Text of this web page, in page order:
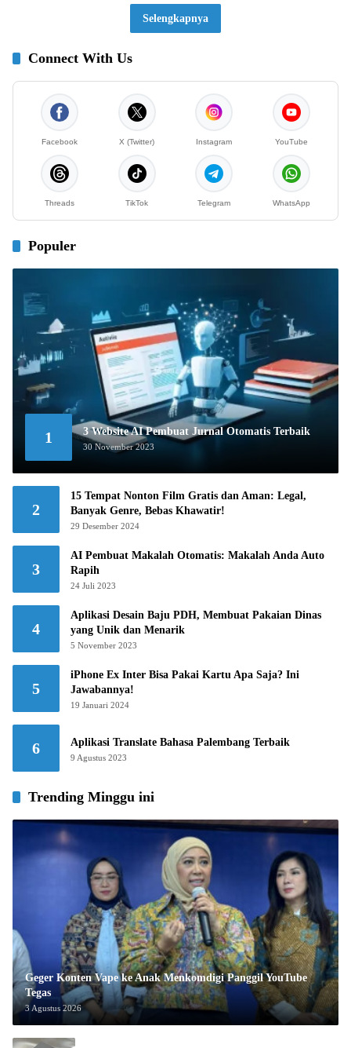
Selengkapnya
Connect With Us
Facebook X (Twitter) Instagram YouTube
Threads TikTok Telegram WhatsApp
Populer
1 3 Website AI Pembuat Jurnal Otomatis Terbaik
30 November 2023
2
15 Tempat Nonton Film Gratis dan Aman: Legal,
Banyak Genre, Bebas Khawatir!
29 Desember 2024
3
AI Pembuat Makalah Otomatis: Makalah Anda Auto
Rapih
24 Juli 2023
4
Aplikasi Desain Baju PDH, Membuat Pakaian Dinas
yang Unik dan Menarik
5 November 2023
5
iPhone Ex Inter Bisa Pakai Kartu Apa Saja? Ini
Jawabannya!
19 Januari 2024
6 Aplikasi Translate Bahasa Palembang Terbaik
9 Agustus 2023
Trending Minggu ini
Geger Konten Vape ke Anak Menkomdigi Panggil YouTube
Tegas
3 Agustus 2026